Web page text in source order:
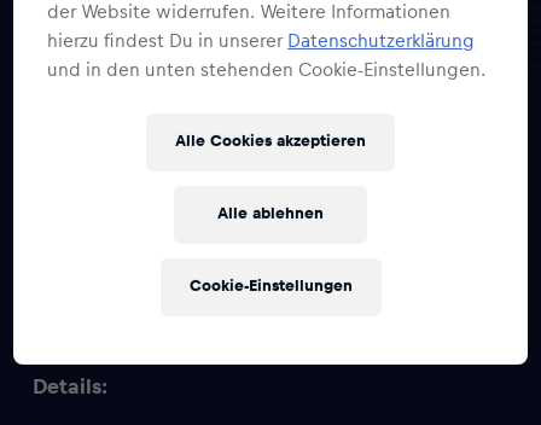
10×1 Sommer
Überraschungsbox
Sommerbox steckt alles, was dein Fan-Herz
Details:
der Website widerrufen. Weitere Informationen
hierzu findest Du in unserer Datenschutzerklärung
und in den unten stehenden Cookie-Einstellungen.
Alle ablehnen
Alle Cookies akzeptieren
Cookie-Einstellungen